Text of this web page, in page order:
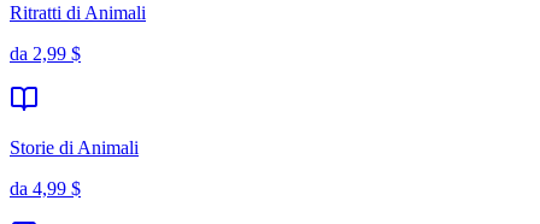
Ritratti di Animali
da 2,99 $
Storie di Animali
da 4,99 $